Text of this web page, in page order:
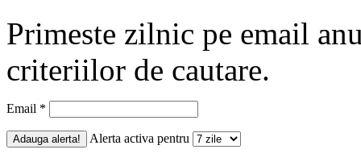
Primeste zilnic pe email
criteriilor de cautare.
Email *
Alerta activa pentru